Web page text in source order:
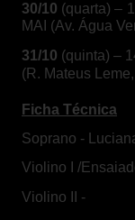
30/10 (quarta) –
MAI (Av. Água
31/10 (quinta) –
(R. Mateus
Ficha Técnica
Soprano -
Violino I /
Violino II -